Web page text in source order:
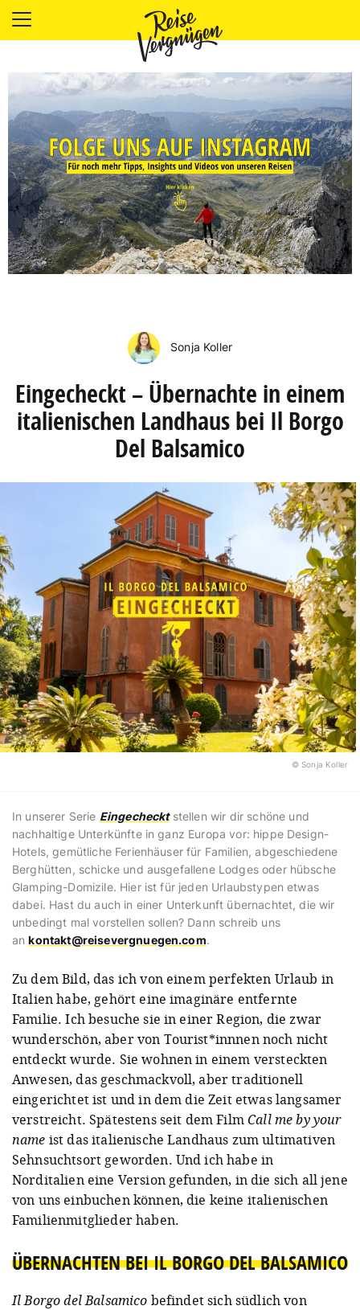
LÄNDER
UNTERKÜNFTE
FOOD
PLANUNG
OUTDOOR
Sonja Koller
Eingecheckt – Übernachte in einem
italienischen Landhaus bei Il Borgo
Del Balsamico
© Sonja Koller
In unserer Serie Eingechecktstellen wir dir schöne und
nachhaltige Unterkünfte in ganz Europa vor: hippe Design-
Hotels, gemütliche Ferienhäuser für Familien, abgeschiedene
Berghütten, schicke und ausgefallene Lodges oder hübsche
Glamping-Domizile. Hier ist für jeden Urlaubstypen etwas
dabei. Hast du auch in einer Unterkunft übernachtet, die wir
unbedingt mal vorstellen sollen? Dann schreib uns
ankontakt@reisevergnuegen.com.
Zu dem Bild, das ich von einem perfekten Urlaub in
Italien habe, gehört eine imaginäre entfernte
Familie. Ich besuche sie in einer Region, die zwar
wunderschön, aber von Tourist*innnen noch nicht
entdeckt wurde. Sie wohnen in einem versteckten
Anwesen, das geschmackvoll, aber traditionell
eingerichtet ist und in dem die Zeit etwas langsamer
verstreicht. Spätestens seit dem FilmCall me by your
name ist das italienische Landhaus zum ultimativen
Sehnsuchtsort geworden. Und ich habe in
Norditalien eine Version gefunden, in die sich all jene
von uns einbuchen können, die keine italienischen
Familienmitglieder haben.
ÜBERNACHTEN BEI IL BORGO DEL BALSAMICO
Il Borgo del Balsamico befindet sich südlich von